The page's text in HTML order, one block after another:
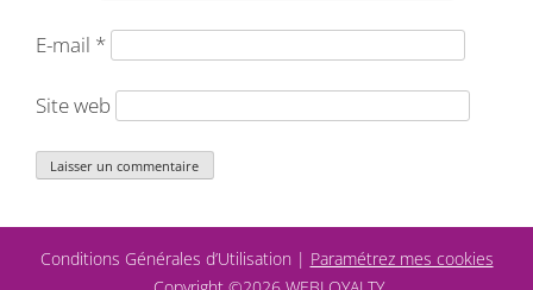
E-mail *
Site web
Conditions Générales d’Utilisation
Paramétrez mes cookies